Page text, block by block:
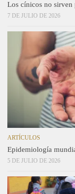
Los cínicos no
7 DE JULIO DE 2026
ARTÍCULOS
Epidemiología
5 DE JULIO DE 2026